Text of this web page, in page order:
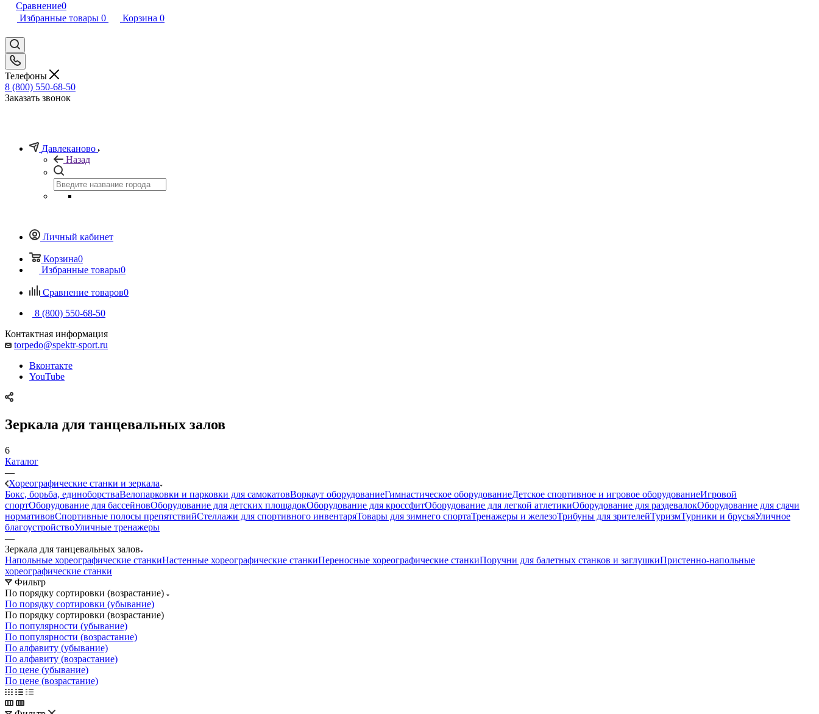
Сравнение0
Избранные товары 0 Корзина 0
Телефоны
8 (800) 550-68-50
Заказать звонок
Давлеканово
Назад
Личный кабинет
Корзина0
Избранные товары0
Сравнение товаров0
8 (800) 550-68-50
Контактная информация
torpedo@spektr-sport.ru
Вконтакте
YouTube
Зеркала для танцевальных залов
6
Каталог
—
Хореографические станки и зеркала
Бокс, борьба, единоборстваВелопарковки и парковки для самокатовВоркаут оборудованиеГимнастическое оборудованиеДетское спортивное и игровое оборудованиеИгровой
спортОборудование для бассейновОборудование для детских площадокОборудование для кроссфитОборудование для легкой атлетикиОборудование для раздевалокОборудование для сдачи
нормативовСпортивные полосы препятствийСтеллажи для спортивного инвентаряТовары для зимнего спортаТренажеры и железоТрибуны для зрителейТуризмТурники и брусьяУличное
благоустройствоУличные тренажеры
—
Зеркала для танцевальных залов
Напольные хореографические станкиНастенные хореографические станкиПереносные хореографические станкиПоручни для балетных станков и заглушкиПристенно-напольные
хореографические станки
Фильтр
По порядку сортировки (возрастание)
По порядку сортировки (убывание)
По порядку сортировки (возрастание)
По популярности (убывание)
По популярности (возрастание)
По алфавиту (убывание)
По алфавиту (возрастание)
По цене (убывание)
По цене (возрастание)